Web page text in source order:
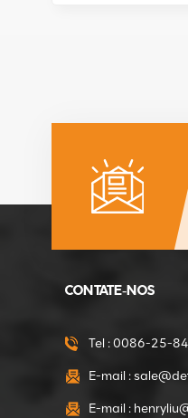
Motor
W
mini
VER
VER
CONTATE-NOS
Tel :0086-25-
E-mail :
E-mail :